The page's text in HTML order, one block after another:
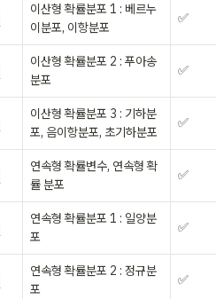
이산형 확률분포 1 : 베르누
이분포, 이항분포
✅
이산형 확률분포 2 : 푸아송
분포
✅
이산형 확률분포 3 : 기하분
포, 음이항분포, 초기하분포
✅
연속형 확률변수, 연속형 확
률 분포
✅
연속형 확률분포 1 : 일양분
포
✅
연속형 확률분포 2 : 정규분
포
✅